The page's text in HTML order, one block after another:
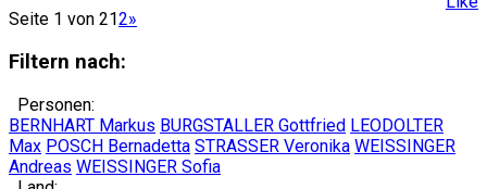
Seite 1 von 212»
Filtern nach:
Personen:
BERNHART Markus BURGSTALLER Gottfried LEODOLTER
Max POSCH Bernadetta STRASSER Veronika WEISSINGER
Andreas WEISSINGER Sofia